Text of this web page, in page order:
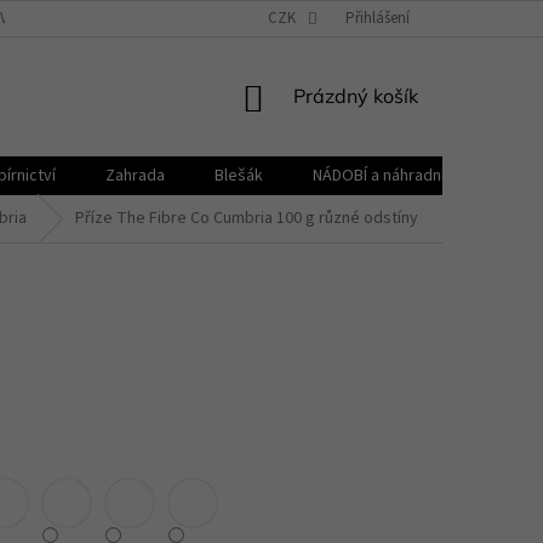
VŠEOBECNÉ OBCHODNÍ PODMÍNKY REKLAMAČNÍ ŘÁD
CZK Přihlášení
NÁKUPNÍ
Prázdný košík
Zahrada Blešák
NÁDOBÍ a náhradní díly KELOmat
Příze The Fibre Co Cumbria 100 g různé odstíny